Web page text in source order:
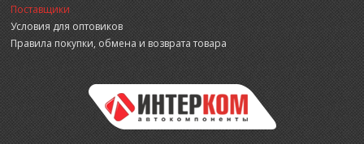
Поставщики
Условия для оптовиков
Правила покупки, обмена и возврата товара